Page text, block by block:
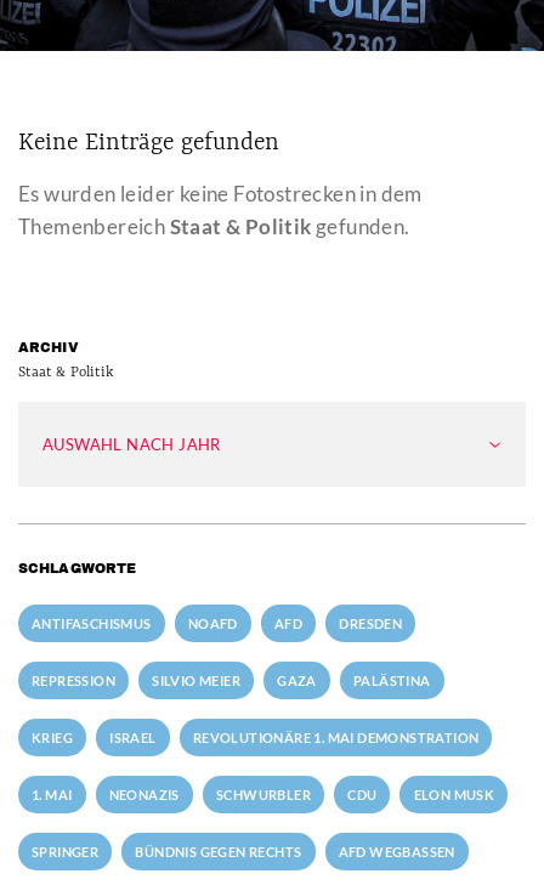
Keine Einträge gefunden
Es wurden leider keine Fotostrecken in dem
ThemenbereichStaat & Politik gefunden.
ARCHIV
Staat & Politik
AUSWAHL NACH JAHR
SCHLAGWORTE
ANTIFASCHISMUS NOAFD AFD DRESDEN
REPRESSION SILVIO MEIER GAZA PALÄSTINA
KRIEG ISRAEL REVOLUTIONÄRE 1. MAI DEMONSTRATION
1. MAI NEONAZIS SCHWURBLER CDU ELON MUSK
SPRINGER BÜNDNIS GEGEN RECHTS AFD WEGBASSEN